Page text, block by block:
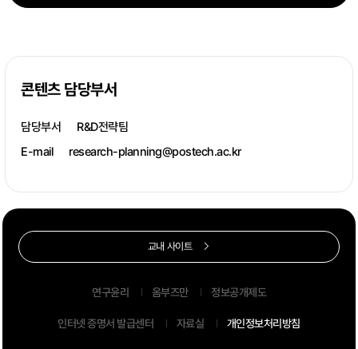
콘텐츠 담당부서
담당부서
R&D전략팀
E-mail
research-planning@postech.ac.kr
연구윤리 옴부즈만 정보공개제도
인터넷 증명서 발급센터 자료실 개인정보처리방침
교내 사이트